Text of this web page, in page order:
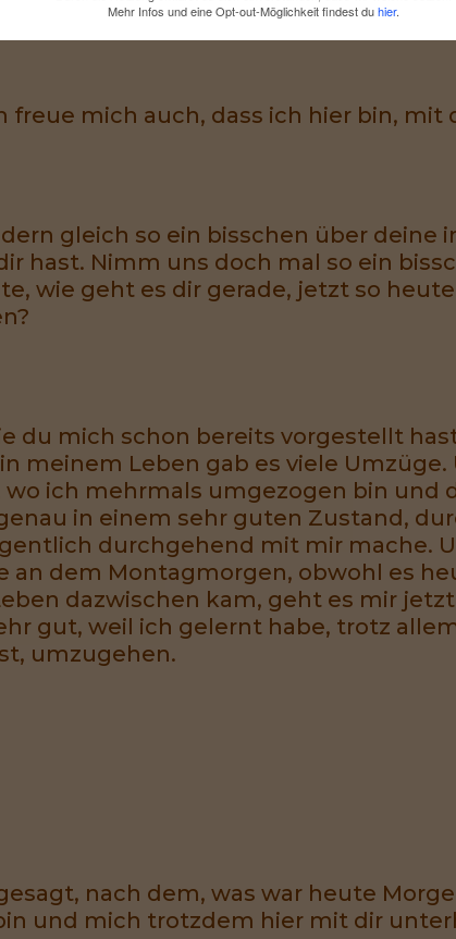
freue mich auch, dass ich hier bin, mit
gleich so ein bisschen über deine
hast. Nimm uns doch mal so ein
wie geht es dir gerade, jetzt so
du mich schon bereits vorgestellt
meinem Leben gab es viele
ich mehrmals umgezogen bin und
in einem sehr guten Zustand,
durchgehend mit mir mache.
an dem Montagmorgen, obwohl es
dazwischen kam, geht es mir
gut, weil ich gelernt habe, trotz
umzugehen.
nach dem, was war heute
und mich trotzdem hier mit dir
Mehr Infos und eine Opt-out-Möglichkeit findest duhier.